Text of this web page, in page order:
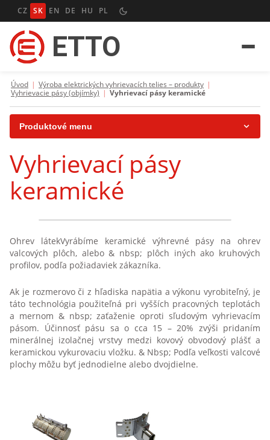
Úvod | Výroba elektrických vyhrievacích telies – produkty |
Vyhrievacie pásy (objímky) | Vyhrievací pásy keramické
Produktové menu
Vyhrievacie patróny
Vyhrievacie telesá rúrková
Vyhrievacie pásy (objímky)
Vyhrievacie pásy sa sľudové izoláciou
Vyhrievací pásy keramické
Vyhrievací obojok z tyče profilu 7.2×2.7
Plochá vyhrievacie telesá sa sľudové izoláciou
Ohrievací telesá s otvoreným drôtom (keramická, sľudová)
Ohrev kvapalín
Vyhrievací pásy
keramické
Ohrev látekVyrábíme keramické výhrevné pásy na ohrev
valcových plôch, alebo & nbsp; plôch iných ako kruhových
profilov, podľa požiadaviek zákazníka.
Ak je rozmerovo či z hľadiska napätia a výkonu vyrobiteľný, je
táto technológia použiteľná pri vyšších pracovných teplotách
a mernom & nbsp; zaťaženie oproti sľudovým vyhrievacím
pásom. Účinnosť pásu sa o cca 15 – 20% zvýši pridaním
minerálnej izolačnej vrstvy medzi kovový obvodový plášť a
keramickou vykurovaciu vložku. & Nbsp; Podľa veľkosti valcové
plochy môžu byť jednodielne alebo dvojdielne.
CZ SK EN DE HU PL
ETTO